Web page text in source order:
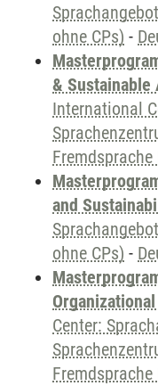
ohne CPs) -
& Sustainable
International
Fremdsprache
and
ohne CPs) -
Center:
Fremdsprache